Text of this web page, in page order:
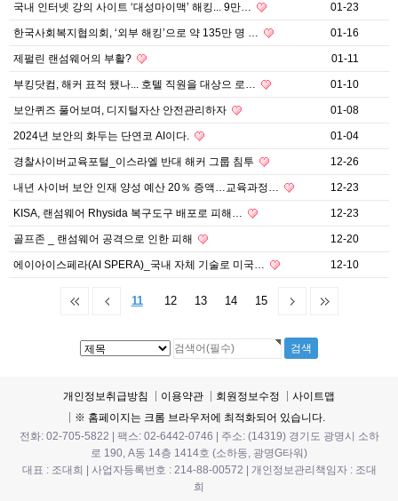
국내 인터넷 강의 사이트 ‘대성마이맥’ 해킹... 9만… 01-23
한국사회복지협의회, ‘외부 해킹’으로 약 135만 명 … 01-16
제펄린 랜섬웨어의 부활? 01-11
부킹닷컴, 해커 표적 됐나... 호텔 직원을 대상으 로… 01-10
보안퀴즈 풀어보며, 디지털자산 안전관리하자 01-08
2024년 보안의 화두는 단연코 AI이다. 01-04
경찰사이버교육포털_이스라엘 반대 해커 그룹 침투 12-26
내년 사이버 보안 인재 양성 예산 20％ 증액…교육과정… 12-23
KISA, 랜섬웨어 Rhysida 복구도구 배포로 피해… 12-23
골프존 _ 랜섬웨어 공격으로 인한 피해 12-20
에이아이스페라(AI SPERA)_국내 자체 기술로 미국… 12-10
11 12 13 14 15
개인정보취급방침 이용약관 회원정보수정
사이트맵
※ 홈페이지는 크롬 브라우저에 최적화되어 있습니다.
전화: 02-705-5822 | 팩스: 02-6442-0746 | 주소: (14319) 경기도 광명시 소하
로 190, A동 14층 1414호 (소하동, 광명G타워)
대표 : 조대희 | 사업자등록번호 : 214-88-00572 | 개인정보관리책임자 : 조대
희